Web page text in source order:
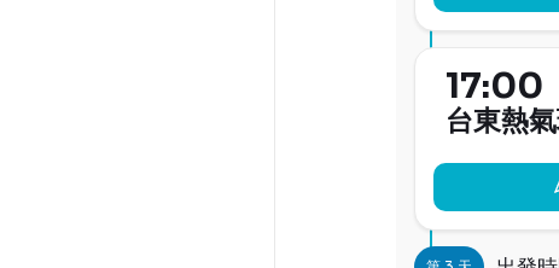
17:00
台東熱